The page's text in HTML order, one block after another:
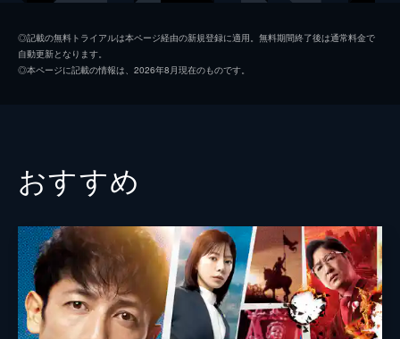
#2 職場に家庭にトラブル巻き込まれす
ぎ･･･流石に参った
晴之の上司・加納が有価証券偽造の容疑で逮
#3 ストレスもはや限界！？晴之ついにキ
レる！
園の池に駆けつけた晴之は、水面にワニの尻
尾のようなものを見て唖然。さっそく上司の
鳥塚に報告するが相手にもされない。
44分
#4 市長の暴行と上司の圧力、妻の家出ま
住吉弘志 村杉蝉之介
清水伸
小浜繭子 恒吉梨絵
まいど豊
◎記載の無料トライアルは本ページ経由の新規登録に適用。無料期間終了後は通常料金で
自動更新となります。
◎本ページに記載の情報は、2026年8月現在のものです。
おすすめ